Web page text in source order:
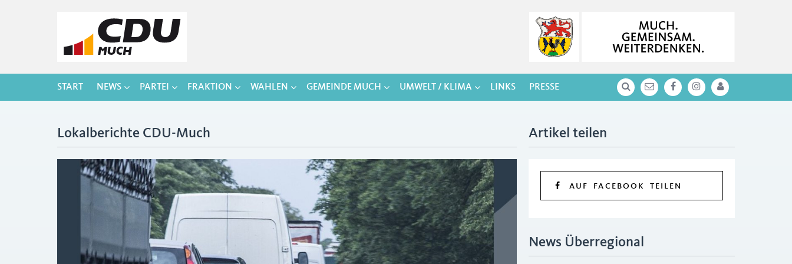
START NEWS PARTEI FRAKTION WAHLEN GEMEINDE MUCH UMWELT / KLIMA LINKS PRESSE
Lokalberichte CDU-Much Artikel teilen
AUF FACEBOOK TEILEN
News Überregional